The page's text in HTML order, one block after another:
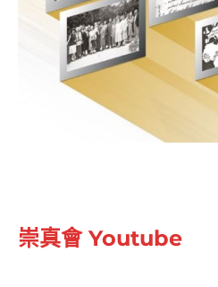
崇真會 Youtube